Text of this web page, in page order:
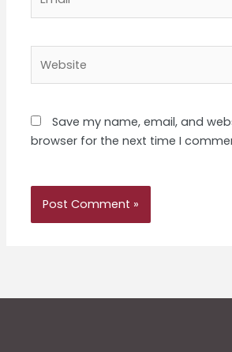
Save my name, email, and
browser for the next time I